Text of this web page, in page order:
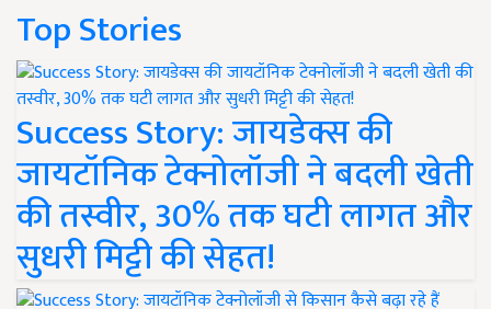
Top Stories
Success Story: जायडेक्स की
जायटॉनिक टेक्नोलॉजी ने बदली खेती
की तस्वीर, 30% तक घटी लागत और
सुधरी मिट्टी की सेहत!